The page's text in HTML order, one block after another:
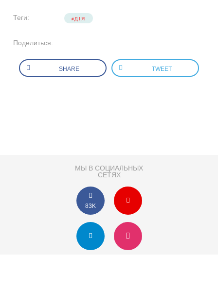
Теги: ДІЯ
Поделиться:
SHARE TWEET
МЫ В СОЦИАЛЬНЫХ
СЕТЯХ
83K